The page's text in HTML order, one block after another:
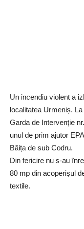
Un incendiu violent a
localitatea Urmeniș.
Garda de Intervenție
unul de prim ajutor
Băița de sub Codru.
Din fericire nu s-au
80 mp din acoperișul
textile.